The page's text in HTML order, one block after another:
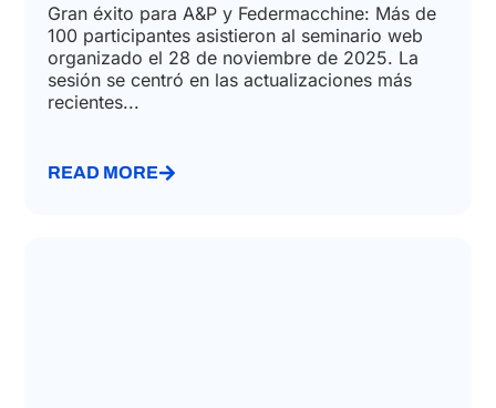
Gran éxito para A&P y Federmacchine: Más de
100 participantes asistieron al seminario web
organizado el 28 de noviembre de 2025. La
sesión se centró en las actualizaciones más
recientes...
READ MORE